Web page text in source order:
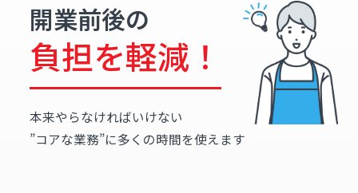
開業前後の
負担を軽減！
本来やらなければいけない
”コアな業務”に多くの時間を使えます